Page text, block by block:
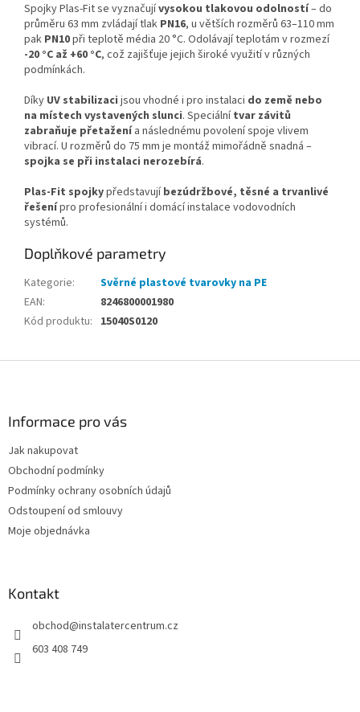
Spojky Plas-Fit se vyznačujívysokou tlakovou odolností– do
průměru 63 mm zvládají tlak PN16, u větších rozměrů 63–110 mm
pak PN10při teplotě média 20 °C. Odolávají teplotám v rozmezí
-20 °C až +60 °C, což zajišťuje jejich široké využití v různých
podmínkách.
Díky UV stabilizaci jsou vhodné i pro instalaci do země nebo
na místech vystavených slunci. Speciálnítvar závitů
zabraňuje přetaženía následnému povolení spoje vlivem
vibrací. U rozměrů do 75 mm je montáž mimořádně snadná –
spojka se při instalaci nerozebírá.
Plas-Fit spojkypředstavujíbezúdržbové, těsné a trvanlivé
řešenípro profesionální i domácí instalace vodovodních
systémů.
Doplňkové parametry
Kategorie:
Svěrné plastové tvarovky na PE
EAN:
8246800001980
Kód produktu: 15040S0120
Informace pro vás
Jak nakupovat
Obchodní podmínky
Podmínky ochrany osobních údajů
Odstoupení od smlouvy
Moje objednávka
Kontakt
obchod@instalatercentrum.cz
603 408 749